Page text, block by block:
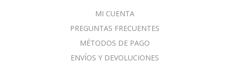
MI CUENTA
PREGUNTAS FRECUENTES
MÉTODOS DE PAGO
ENVÍOS Y DEVOLUCIONES